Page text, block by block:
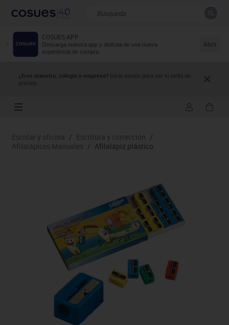
COSUES APP
Descarga nuestra app y disfruta de una nueva
experiencia de compra.
Abrir
¿Eres maestro, colegio o empresa? Inicia sesión para ver tu tarifa de
precios.
Resultados de la búsqueda
Escolar y oficina / Escritura y corrección /
Afilalápices Manuales / Afilalápiz plástico